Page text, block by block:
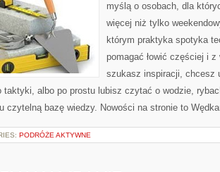
myślą o osobach, dla
więcej niż tylko
którym praktyka spotyka
pomagać łowić częściej i
szukasz inspiracji, chcesz
taktyki, albo po prostu lubisz czytać o wodzie,
czytelną bazę wiedzy. Nowości na stronie to
PODRÓŻE AKTYWNE